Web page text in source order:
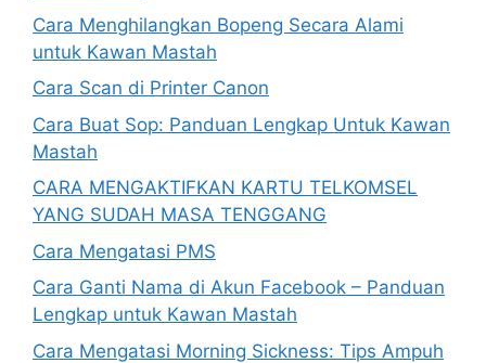
Cara Menghilangkan Bopeng Secara Alami
untuk Kawan Mastah
Cara Scan di Printer Canon
Cara Buat Sop: Panduan Lengkap Untuk Kawan
Mastah
CARA MENGAKTIFKAN KARTU TELKOMSEL
YANG SUDAH MASA TENGGANG
Cara Mengatasi PMS
Cara Ganti Nama di Akun Facebook – Panduan
Lengkap untuk Kawan Mastah
Cara Mengatasi Morning Sickness: Tips Ampuh